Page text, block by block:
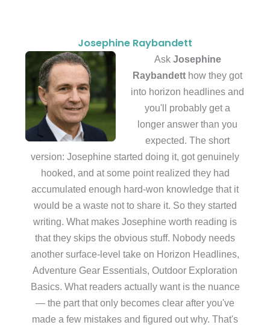
Josephine Raybandett
Ask Josephine
Raybandett how they got
into horizon headlines and
you'll probably get a
longer answer than you
expected. The short
version: Josephine started doing it, got genuinely
hooked, and at some point realized they had
accumulated enough hard-won knowledge that it
would be a waste not to share it. So they started
writing. What makes Josephine worth reading is
that they skips the obvious stuff. Nobody needs
another surface-level take on Horizon Headlines,
Adventure Gear Essentials, Outdoor Exploration
Basics. What readers actually want is the nuance
— the part that only becomes clear after you've
made a few mistakes and figured out why. That's